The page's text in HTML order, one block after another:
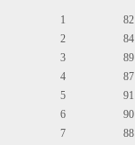
1 82
2
84
3
89
4
87
5
91
6
90
7
88